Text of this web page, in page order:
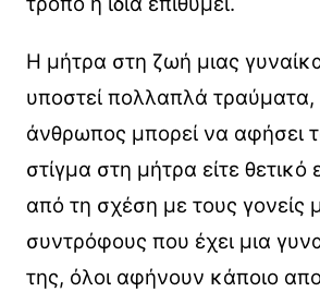
Η μήτρα στη ζωή μιας
υποστεί πολλαπλά
άνθρωπος μπορεί να αφήσει
στίγμα στη μήτρα είτε θετικό
από τη σχέση με τους γονείς
συντρόφους που έχει μια
της, όλοι αφήνουν κάποιο